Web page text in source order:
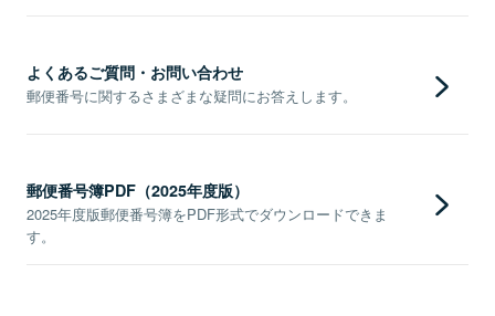
よくあるご質問・お問い合わせ
郵便番号に関するさまざまな疑問にお答えします。
郵便番号簿PDF（2025年度版）
2025年度版郵便番号簿をPDF形式でダウンロードできま
す。